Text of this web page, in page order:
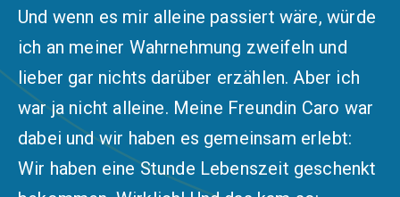
Und wenn es mir alleine passiert wäre, würde
ich an meiner Wahrnehmung zweifeln und
lieber gar nichts darüber erzählen. Aber ich
war ja nicht alleine. Meine Freundin Caro war
dabei und wir haben es gemeinsam erlebt:
Wir haben eine Stunde Lebenszeit geschenkt